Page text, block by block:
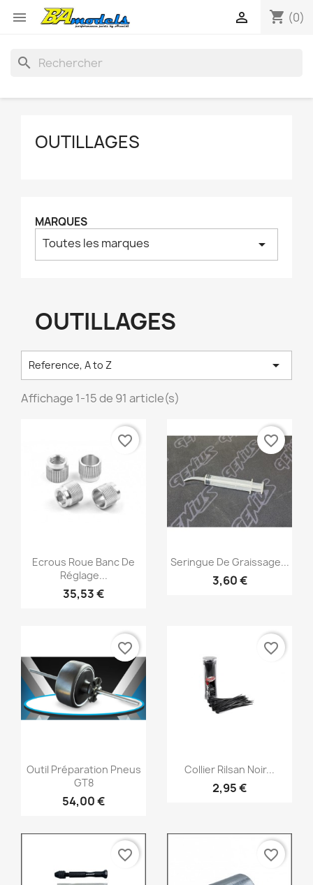
 shopping_cart (0)

search
OUTILLAGES
MARQUES
Toutes les marques arrow_drop_down
OUTILLAGES
Reference, A to Z 
Affichage 1-15 de 91 article(s)
Aperçu rapide
Ecrous Roue Banc De
Réglage...
35,53 €
favorite_border
Aperçu rapide
Seringue De Graissage...
3,60 €
favorite_border
Aperçu rapide
Outil Préparation Pneus
GT8
54,00 €
favorite_border
Aperçu rapide
Collier Rilsan Noir...
2,95 €
favorite_border
favorite_border favorite_border